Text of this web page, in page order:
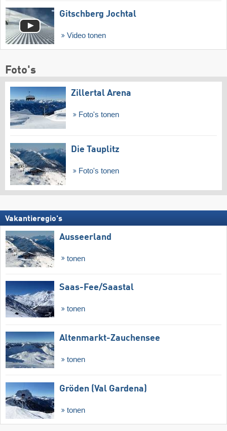
Gitschberg Jochtal
Video tonen
Foto's
Zillertal Arena
Foto's tonen
Die Tauplitz
Foto's tonen
Vakantieregio's
Ausseerland
tonen
Saas-Fee/​Saastal
tonen
Altenmarkt-Zauchensee
tonen
Gröden (Val Gardena)
tonen